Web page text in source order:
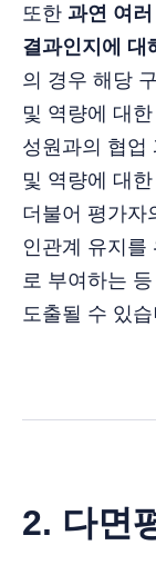
또한 과연 여
결과인지에 대
의 경우 해당
및 역량에 대
성원과의 협업
및 역량에 대
더불어 평가자
인관계 유지를
로 부여하는
도출될 수 있
2. 다면